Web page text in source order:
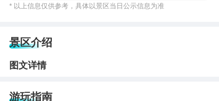
* 以上信息仅供参考，具体以景区当日公示信息为准
景区介绍
图文详情
游玩指南